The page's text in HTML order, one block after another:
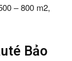
– 800 m2,
Bảo